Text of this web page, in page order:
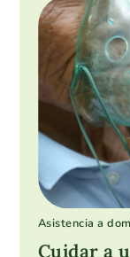
Asistencia a
Cuidar a